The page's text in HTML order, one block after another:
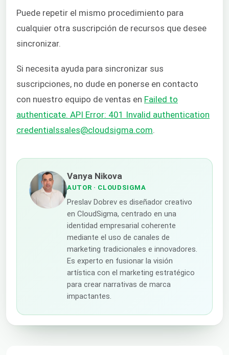
Puede repetir el mismo procedimiento para
cualquier otra suscripción de recursos que desee
sincronizar.
Si necesita ayuda para sincronizar sus
suscripciones, no dude en ponerse en contacto
con nuestro equipo de ventas en Failed to
authenticate. API Error: 401 Invalid authentication
credentialssales@cloudsigma.com
Vanya Nikova
AUTOR · CLOUDSIGMA
Preslav Dobrev es diseñador creativo
en CloudSigma, centrado en una
identidad empresarial coherente
mediante el uso de canales de
marketing tradicionales e innovadores.
Es experto en fusionar la visión
artística con el marketing estratégico
para crear narrativas de marca
impactantes.